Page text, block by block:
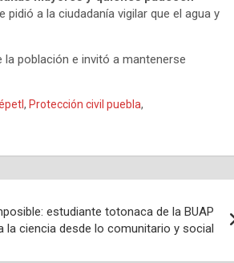
a la ciudadanía vigilar que el agua y
población e invitó a mantenerse
, Protección civil puebla,
estudiante totonaca de la BUAP
la ciencia desde lo comunitario y social